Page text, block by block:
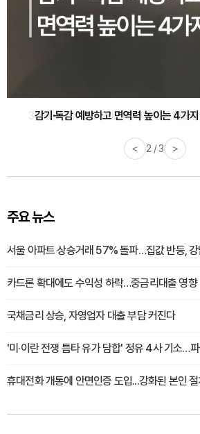
감기·독감 예방하고 면역력 높이는 4가
< 3 / 3 >
주요 뉴스
서울 아파트 상승거래 57% 돌파…집값 반등,
카드론 확대에도 수익성 하락…중금리대출 영향
국채금리 상승, 자영업자 대출 부담 커진다
'미·이란 전쟁 틈타 유가 담합' 정유 4사 기소…
휴대전화 개통에 안면인증 도입...강화된 본인